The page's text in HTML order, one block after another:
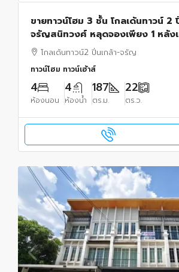
ขายทาวน์โฮม 3 ชั้น โกลเด้นทาวน์ 2
จรัญสนิทวงศ์ หลุดจองเพียง 1 หลัง
โครงการ เข้า-ออกสะดวก ตกแต่ง ส
โกลเด้นทาวน์2 ปิ่นเกล้า-จรัญ
ทาวน์โฮม ทาวน์เฮ้าส์
4
ห้องนอน
4
ห้องน้ำ
187
ตร.ม.
22
ตร.ว.